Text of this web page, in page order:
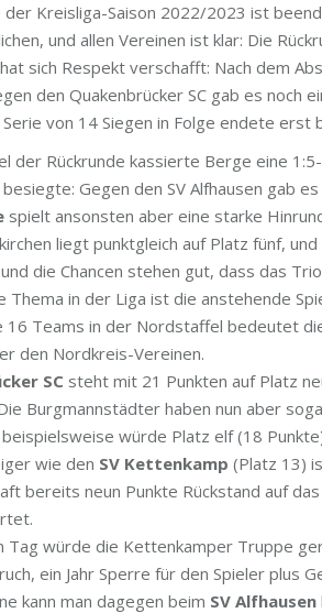
Kreisliga-Saison 2022/2023 ist
und allen Vereinen ist klar: Die
hat sich Respekt verschafft: Nach dem
den Quakenbrücker SC gab es noch
von 14 Siegen in Folge endete erst
der Rückrunde kassierte Berge eine
Gegen den SV Alfhausen gab
spielt ansonsten aber eine starke
liegt punktgleich auf Platz fünf, und
die Chancen stehen gut, dass das
Thema in der Liga ist die anstehende
16 Teams in der Nordstaffel bedeutet
den Nordkreis-Vereinen.
SC steht mit 21 Punkten auf Platz
Burgmannstädter haben nun aber
beispielsweise würde Platz elf (18
wie den SV Kettenkamp (Platz 13)
bereits neun Punkte Rückstand auf
Tag würde die Kettenkamper Truppe
ein Jahr Sperre für den Spieler plus
kann man dagegen beim SV Alfhausen